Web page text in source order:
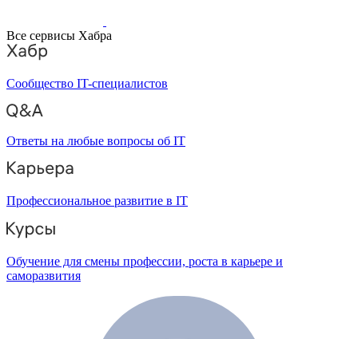
Все сервисы Хабра
Сообщество IT-специалистов
Ответы на любые вопросы об IT
Профессиональное развитие в IT
Обучение для смены профессии, роста в карьере и
саморазвития